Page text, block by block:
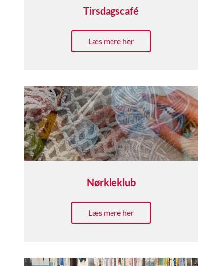
Tirsdagscafé
Læs mere her
Nørkleklub
Læs mere her